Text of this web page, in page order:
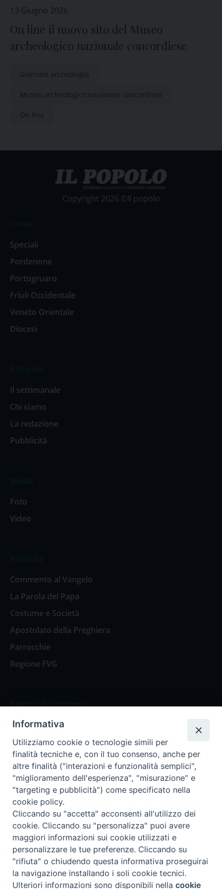
13 Giugno 2026
On line il nuovo sito del Museo
archeologico nazionale concordiese
Giornate archeologia
Museo archeologico nazionale concordiese
On line
Copyright 2026 ©Il popolo
Speciali
Pordenone
Portogruaro
Friuli Occidentale
Veneto Orientale
Diocesi
Il settimanale
Chi siamo
La redazione
Pubblicità
Foto
Video
Commento al Vangelo
La Parola del Papa
Costume e Società
Apostolato della Preghiera
Parrocchie
Regione FVG
Agenda del vescovo
Agenda del vescovo
Privacy Policy Trasparenza
Termini e Condizioni
Informativa per il trattamento dei dati personali
Cookie Policy
Preferenze Cookie
Informativa
Utilizziamo cookie o tecnologie simili per
finalità tecniche e, con il tuo consenso, anche per
altre finalità ("interazioni e funzionalità semplici",
"miglioramento dell'esperienza", "misurazione" e
"targeting e pubblicità") come specificato nella
cookie policy.
Cliccando su "accetta" acconsenti all'utilizzo dei
cookie. Cliccando su "personalizza" puoi avere
maggiori informazioni sui cookie utilizzati e
personalizzare le tue preferenze. Cliccando su
"rifiuta" o chiudendo questa informativa proseguirai
la navigazione installando i soli cookie tecnici.
Ulteriori informazioni sono disponibili nellacookie